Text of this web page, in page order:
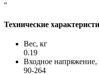
"
Технические
Вес, кг
0.19
Входное
90-264